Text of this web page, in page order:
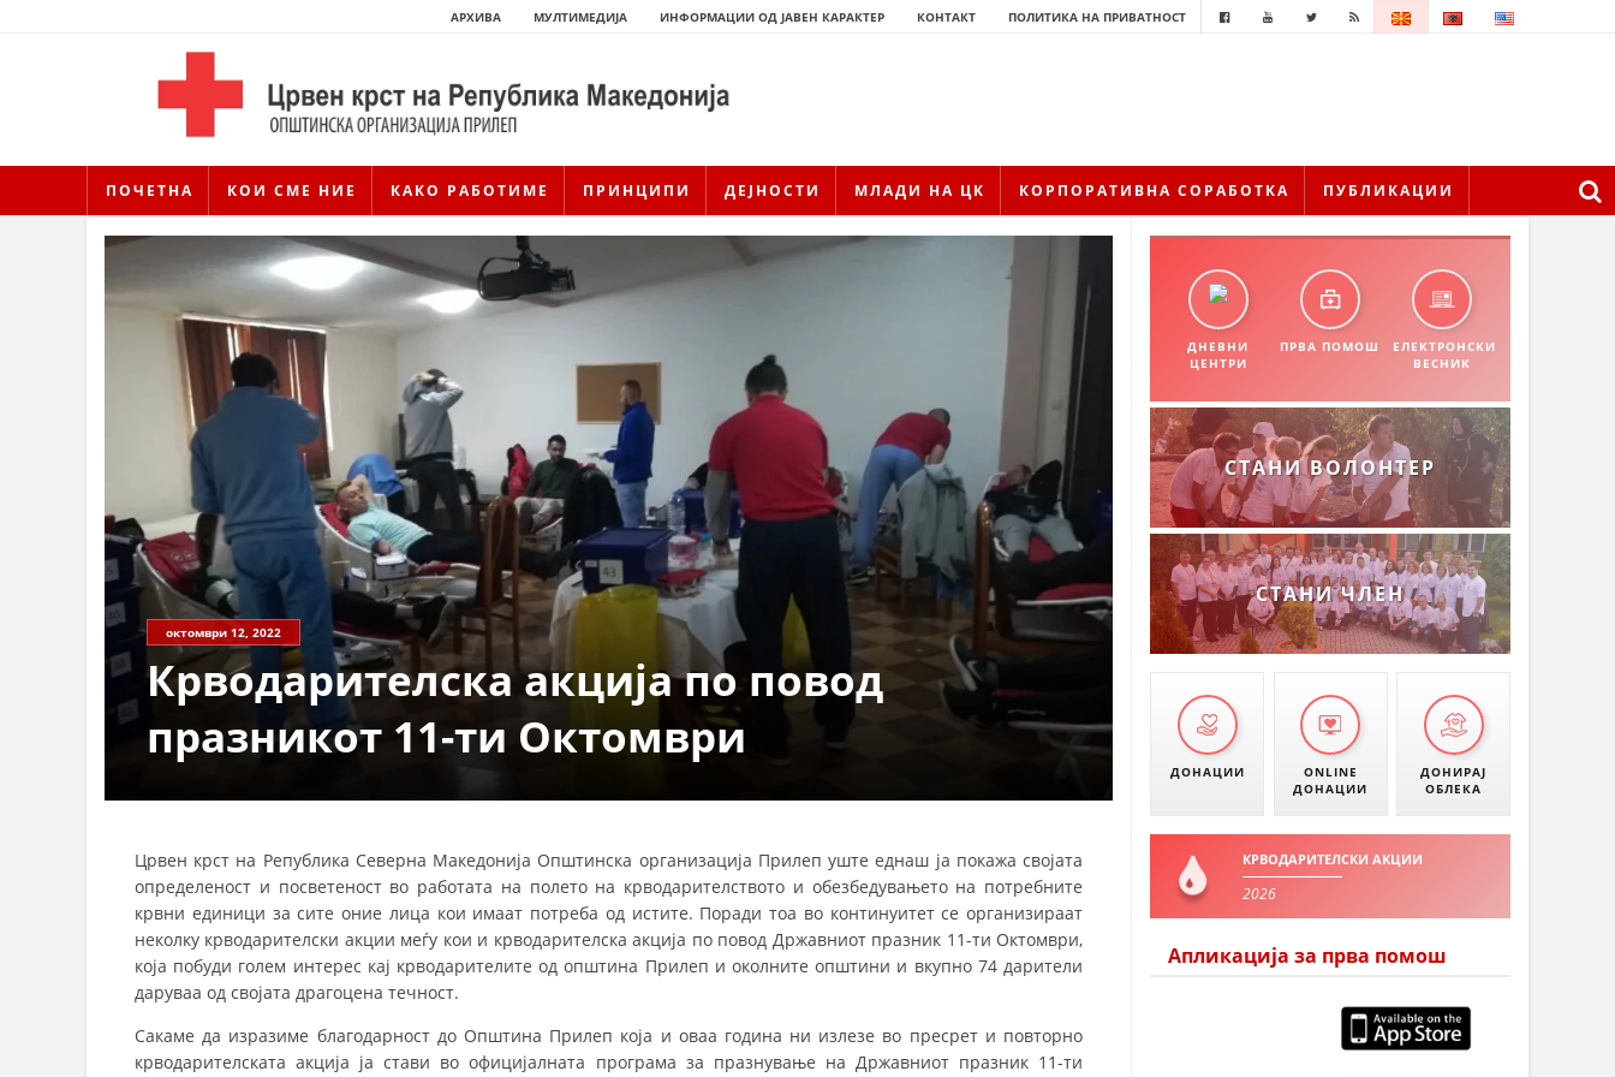
АРХИВА МУЛТИМЕДИЈА ИНФОРМАЦИИ ОД ЈАВЕН КАРАКТЕР КОНТАКТ ПОЛИТИКА НА ПРИВАТНОСТ
ПОЧЕТНА КОИ СМЕ НИЕ КАКО РАБОТИМЕ ПРИНЦИПИ ДЕЈНОСТИ МЛАДИ НА ЦК КОРПОРАТИВНА СОРАБОТКА ПУБЛИКАЦИИ
ИСТОРИЈАТ НА ЦКРСМ
ИСТОРИЈАТ НА ДВИЖЕЊЕТО
СТРУКТУРА НА ОРГАНИЗАЦИЈАТА
КОНТАКТ ИНФОРМАЦИИ
ЧЛЕНСТВО ВО ПРОФЕСИОНАЛНИ ТЕЛА
ОРГАНИЗАЦИЈА И РАЗВОЈ
РАКОВОДЕН ОДБОР
СТРУКТУРА И ОРГАНИЗАЦИОНА ПОСТАВЕНОСТ
октомври 12, 2022
Крводарителска акција по повод
празникот 11-ти Октомври
Црвен крст на Република Северна Македонија Општинска организација Прилеп уште еднаш ја покажа својата
определеност и посветеност во работата на полето на крводарителството и обезбедувањето на потребните
крвни единици за сите оние лица кои имаат потреба од истите. Поради тоа во континуитет се организираат
неколку крводарителски акции меѓу кои и крводарителска акција по повод Државниот празник 11-ти Октомври,
која побуди голем интерес кај крводарителите од општина Прилеп и околните општини и вкупно 74 дарители
даруваа од својата драгоцена течност.
Сакаме да изразиме благодарност до Општина Прилеп која и оваа година ни излезе во пресрет и повторно
крводарителската акција ја стави во официјалната програма за празнување на Државниот празник 11-ти
ДНЕВНИ
ЦЕНТРИ
ПРВА ПОМОШ
ЕЛЕКТРОНСКИ
ВЕСНИК
СТАНИ ВОЛОНТЕР
СТАНИ ЧЛЕН
ДОНАЦИИ
ONLINE
ДОНАЦИИ
ДОНИРАЈ
ОБЛЕКА
КРВОДАРИТЕЛСКИ АКЦИИ
2026
Апликација за прва помош